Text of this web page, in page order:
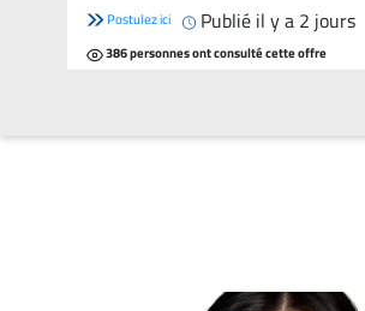
Postulez ici Publié il y a 2 jours
386 personnes ont consulté cette offre